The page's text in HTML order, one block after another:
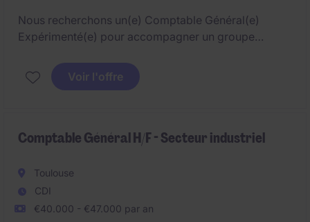
Nous recherchons un(e) Comptable Général(e)
Expérimenté(e) pour accompagner un groupe
référent(e) technique, vous intervenez sur des sujets
riches mêlant comptabilité, fiscalité et flux intra-
Voir l'offre
Comptable Général H/F - Secteur industriel
Toulouse
CDI
€40.000 - €47.000 par an